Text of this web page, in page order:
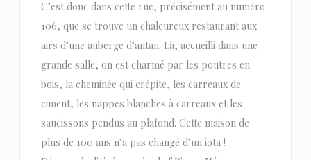
C’est donc dans cette rue, précisément au numéro
106, que se trouve un chaleureux restaurant aux
airs d’une auberge d’antan. Là, accueilli dans une
grande salle, on est charmé par les poutres en
bois, la cheminée qui crépite, les carreaux de
ciment, les nappes blanches à carreaux et les
saucissons pendus au plafond. Cette maison de
plus de 100 ans n’a pas changé d’un iota !